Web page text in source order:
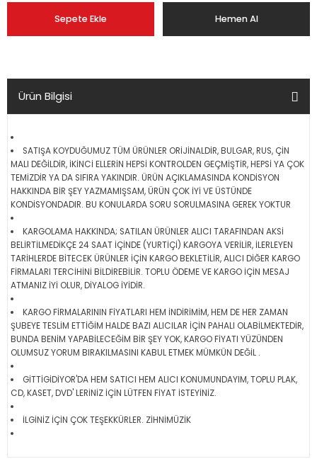
Sepete Ekle Hemen Al
Ürün Bilgisi
SATIŞA KOYDUĞUMUZ TÜM ÜRÜNLER ORİJİNALDİR, BULGAR, RUS, ÇİN
MALI DEĞİLDİR, İKİNCİ ELLERİN HEPSİ KONTROLDEN GEÇMİŞTİR, HEPSİ YA ÇOK
TEMİZDİR YA DA SIFIRA YAKINDIR. ÜRÜN AÇIKLAMASINDA KONDİSYON
HAKKINDA BİR ŞEY YAZMAMIŞSAM, ÜRÜN ÇOK İYİ VE ÜSTÜNDE
KONDİSYONDADIR. BU KONULARDA SORU SORULMASINA GEREK YOKTUR
KARGOLAMA HAKKINDA; SATILAN ÜRÜNLER ALICI TARAFINDAN AKSİ
BELİRTİLMEDİKÇE 24 SAAT İÇİNDE (YURTİÇİ) KARGOYA VERİLİR, İLERLEYEN
TARİHLERDE BİTECEK ÜRÜNLER İÇİN KARGO BEKLETİLİR, ALICI DİĞER KARGO
FİRMALARI TERCİHİNİ BİLDİREBİLİR. TOPLU ÖDEME VE KARGO İÇİN MESAJ
ATMANIZ İYİ OLUR, DİYALOG İYİDİR.
KARGO FİRMALARININ FİYATLARI HEM İNDİRİMİM, HEM DE HER ZAMAN
ŞUBEYE TESLİM ETTİĞİM HALDE BAZI ALICILAR İÇİN PAHALI OLABİLMEKTEDİR,
BUNDA BENİM YAPABİLECEĞİM BİR ŞEY YOK, KARGO FİYATI YÜZÜNDEN
OLUMSUZ YORUM BIRAKILMASINI KABUL ETMEK MÜMKÜN DEĞİL .
GİTTİGİDİYOR'DA HEM SATICI HEM ALICI KONUMUNDAYIM, TOPLU PLAK,
CD, KASET, DVD' LERİNİZ İÇİN LÜTFEN FİYAT İSTEYİNİZ.
İLGİNİZ İÇİN ÇOK TEŞEKKÜRLER. ZİHNİMÜZİK